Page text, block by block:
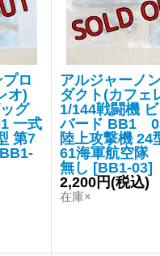
ロ
オ)
グ
一式
第7
BB1-
アルジャーノ
ダクト(カフェ
1/144戦闘機
バード BB1
陸上攻撃機 24
61海軍航空隊
無し [BB1-03]
2,200円(税込)
在庫×